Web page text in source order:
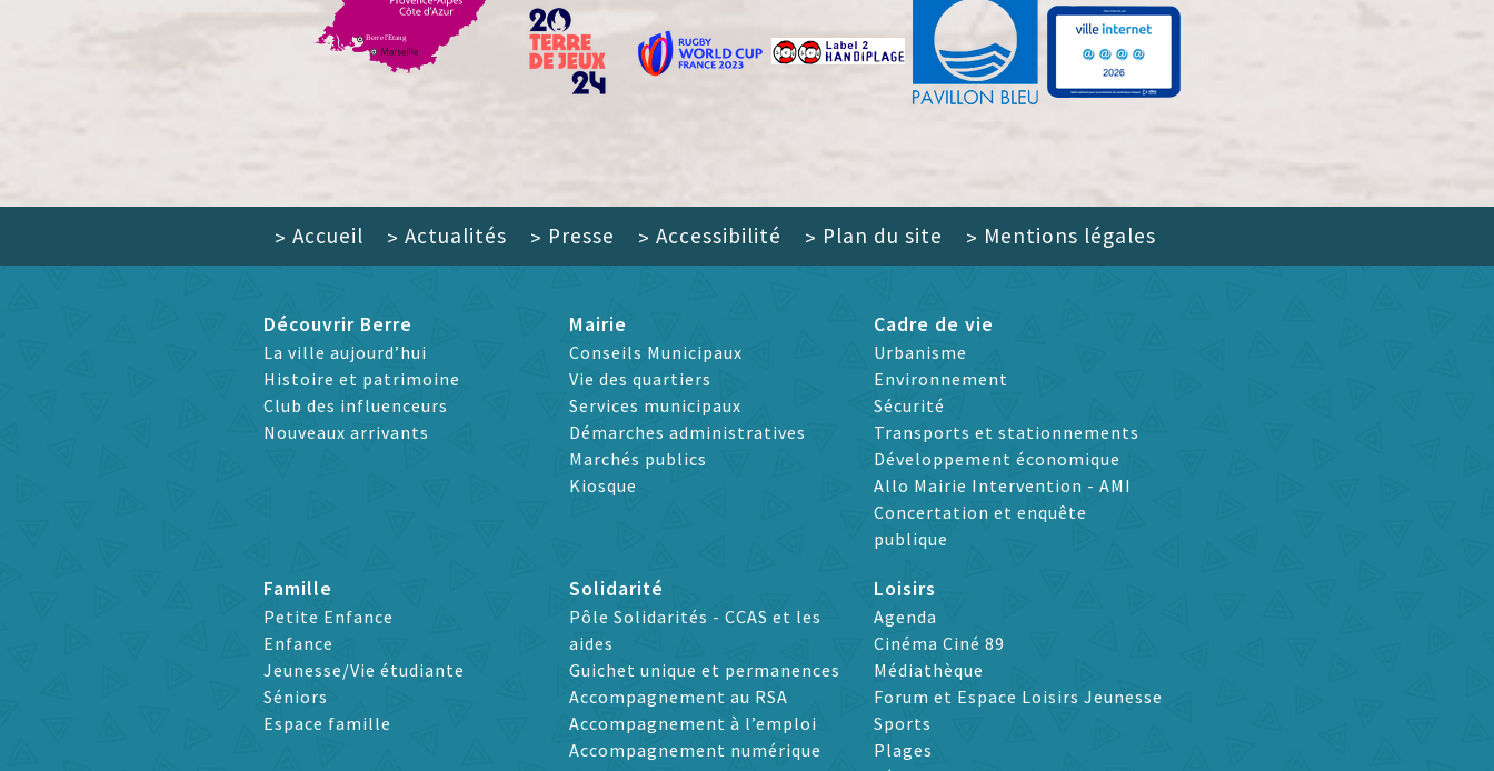
> Accueil > Actualités > Presse > Accessibilité > Plan du site > Mentions légales
Découvrir Berre
La ville aujourd’hui
Histoire et patrimoine
Club des influenceurs
Nouveaux arrivants
Mairie
Conseils Municipaux
Vie des quartiers
Services municipaux
Démarches administratives
Marchés publics
Kiosque
Cadre de vie
Urbanisme
Environnement
Sécurité
Transports et stationnements
Développement économique
Allo Mairie Intervention - AMI
Concertation et enquête
publique
Famille
Petite Enfance
Enfance
Jeunesse/Vie étudiante
Séniors
Espace famille
Solidarité
Pôle Solidarités - CCAS et les
aides
Guichet unique et permanences
Accompagnement au RSA
Accompagnement à l’emploi
Accompagnement numérique
Loisirs
Agenda
Cinéma Ciné 89
Médiathèque
Forum et Espace Loisirs Jeunesse
Sports
Plages